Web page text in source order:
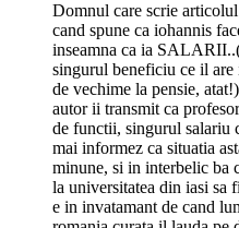
Domnul care scrie
cand spune ca iohannis
inseamna ca ia
singurul beneficiu ce il are
de vechime la pensie,
autor ii transmit ca
de functii, singurul salariu
mai informez ca situatia
minune, si in interbelic ba
la universitatea din iasi sa
e in invatamant de cand